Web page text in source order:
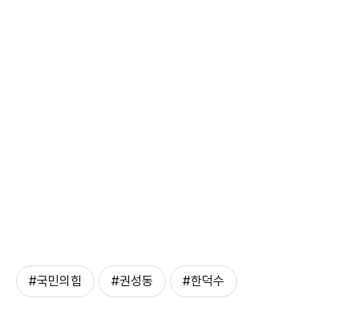
#국민의힘 #권성동 #한덕수